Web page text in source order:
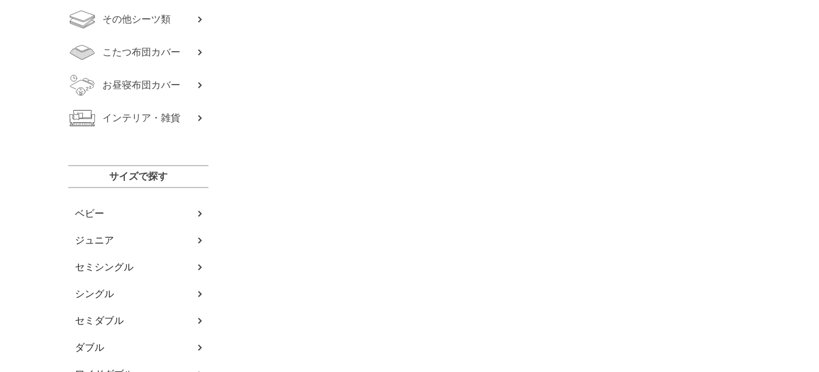
その他シーツ類
こたつ布団カバー
お昼寝布団カバー
インテリア・雑貨
サイズで探す
ベビー
ジュニア
セミシングル
シングル
セミダブル
ダブル